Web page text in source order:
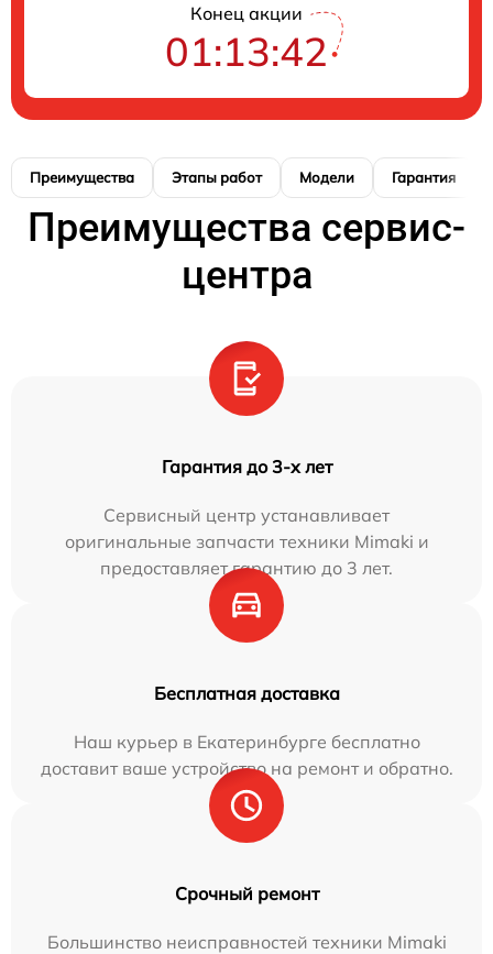
Конец акции
01:13:41
Преимущества Этапы работ Модели Гарантия
Преимущества сервис-
центра
Гарантия до 3-х лет
Сервисный центр устанавливает
оригинальные запчасти техники Mimaki и
предоставляет гарантию до 3 лет.
Бесплатная доставка
Наш курьер в Екатеринбурге бесплатно
доставит ваше устройство на ремонт и обратно.
Срочный ремонт
Большинство неисправностей техники Mimaki